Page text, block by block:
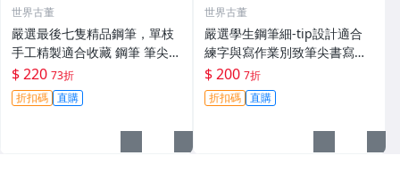
世界古董
嚴選最後七隻精品鋼筆，單枝
手工精製適合收藏 鋼筆 筆尖
字典 筆尖
$ 220 73折
折扣碼 直購
世界古董
嚴選學生鋼筆細-tip設計適合
練字與寫作業別致筆尖書寫順
滑單支出售詳細請查看圖文關
鍵詞：鋼筆 筆尖 字體練習
$ 200 7折
折扣碼 直購